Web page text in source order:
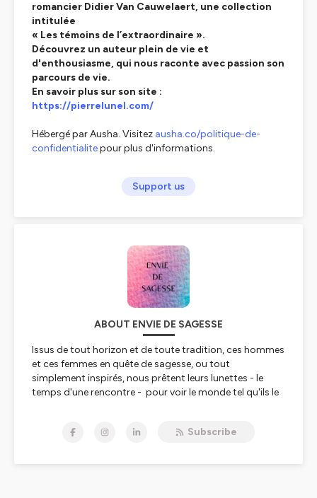
romancier Didier Van Cauwelaert, une collection
intitulée
« Les témoins de l’extraordinaire ».
Découvrez un auteur plein de vie et
d'enthousiasme, qui nous raconte avec passion son
parcours de vie.
En savoir plus sur son site :
https://pierrelunel.com/
Hébergé par Ausha. Visitez ausha.co/politique-de-
confidentialitepour plus d'informations.
Support us
ABOUT ENVIE DE SAGESSE
Issus de tout horizon et de toute tradition, ces hommes
et ces femmes en quête de sagesse, ou tout
simplement inspirés, nous prêtent leurs lunettes - le
temps d'une rencontre - pour voir le monde tel qu'ils le
chercheurs d’hier et d’aujourd’hui qui nous partagent
Subscribe